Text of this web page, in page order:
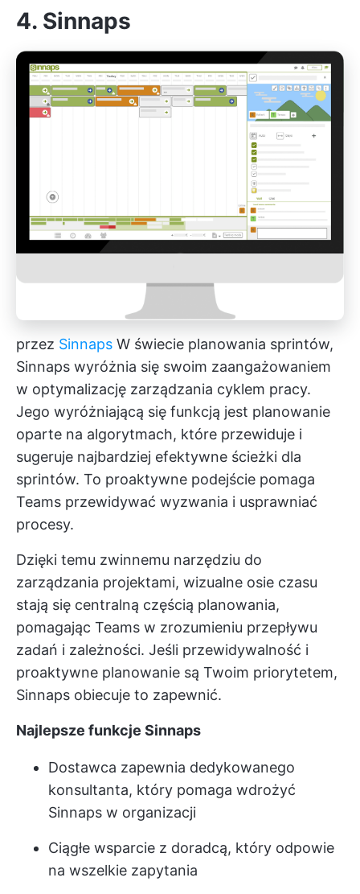
4. Sinnaps
przez Sinnaps W świecie planowania sprintów,
Sinnaps wyróżnia się swoim zaangażowaniem
w optymalizację zarządzania cyklem pracy.
Jego wyróżniającą się funkcją jest planowanie
oparte na algorytmach, które przewiduje i
sugeruje najbardziej efektywne ścieżki dla
sprintów. To proaktywne podejście pomaga
Teams przewidywać wyzwania i usprawniać
procesy.
Dzięki temu zwinnemu narzędziu do
zarządzania projektami, wizualne osie czasu
stają się centralną częścią planowania,
pomagając Teams w zrozumieniu przepływu
zadań i zależności. Jeśli przewidywalność i
proaktywne planowanie są Twoim priorytetem,
Sinnaps obiecuje to zapewnić.
Najlepsze funkcje Sinnaps
Dostawca zapewnia dedykowanego
konsultanta, który pomaga wdrożyć
Sinnaps w organizacji
Ciągłe wsparcie z doradcą, który odpowie
na wszelkie zapytania